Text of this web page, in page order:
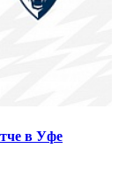
в Уфе